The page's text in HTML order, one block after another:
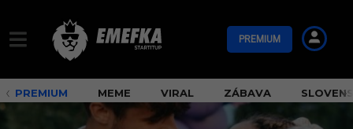
PREMIUM
PREMIUM MEME VIRAL ZÁBAVA